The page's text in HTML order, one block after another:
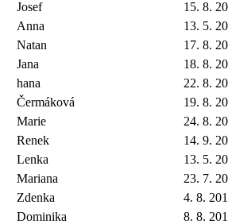
Josef
15. 8.
Anna
13. 5.
Natan
17. 8.
Jana
18. 8.
hana
22. 8.
Čermáková
19. 8.
Marie
24. 8.
Renek
14. 9.
Lenka
13. 5.
Mariana
23. 7.
Zdenka
4. 8.
Dominika
8. 8.